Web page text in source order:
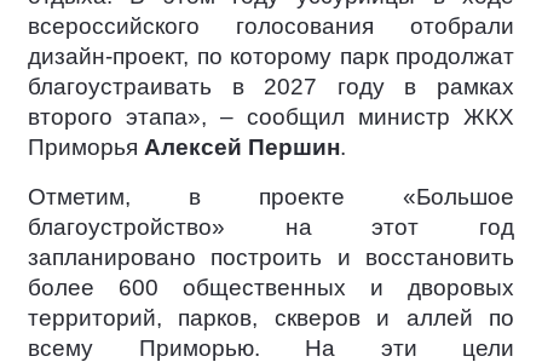
всероссийского голосования отобрали
дизайн-проект, по которому парк продолжат
благоустраивать в 2027 году в рамках
второго этапа», – сообщил министр ЖКХ
Приморья Алексей Першин.
Отметим, в проекте «Большое
благоустройство» на этот год
запланировано построить и восстановить
более 600 общественных и дворовых
территорий, парков, скверов и аллей по
всему Приморью. На эти цели